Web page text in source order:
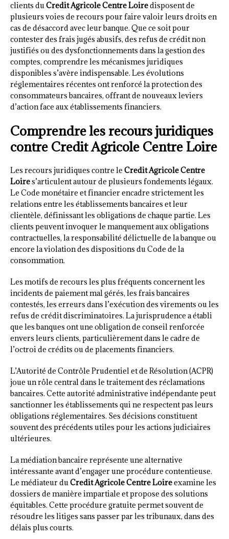
clients duCredit Agricole Centre Loiredisposent de
plusieurs voies de recours pour faire valoir leurs droits en
cas de désaccord avec leur banque. Que ce soit pour
contester des frais jugés abusifs, des refus de crédit non
justifiés ou des dysfonctionnements dans la gestion des
comptes, comprendre les mécanismes juridiques
disponibles s’avère indispensable. Les évolutions
réglementaires récentes ont renforcé la protection des
consommateurs bancaires, offrant de nouveaux leviers
d’action face aux établissements financiers.
Comprendre les recours juridiques
contre Credit Agricole Centre Loire
Les recours juridiques contre le Credit Agricole Centre
Loires’articulent autour de plusieurs fondements légaux.
Le Code monétaire et financier encadre strictement les
relations entre les établissements bancaires et leur
clientèle, définissant les obligations de chaque partie. Les
clients peuvent invoquer le manquement aux obligations
contractuelles, la responsabilité délictuelle de la banque ou
encore la violation des dispositions du Code de la
consommation.
Les motifs de recours les plus fréquents concernent les
incidents de paiement mal gérés, les frais bancaires
contestés, les erreurs dans l’exécution des virements ou les
refus de crédit discriminatoires. La jurisprudence a établi
que les banques ont une obligation de conseil renforcée
envers leurs clients, particulièrement dans le cadre de
l’octroi de crédits ou de placements financiers.
L’Autorité de Contrôle Prudentiel et de Résolution (ACPR)
joue un rôle central dans le traitement des réclamations
bancaires. Cette autorité administrative indépendante peut
sanctionner les établissements qui ne respectent pas leurs
obligations réglementaires. Ses décisions constituent
souvent des précédents utiles pour les actions judiciaires
ultérieures.
La médiation bancaire représente une alternative
intéressante avant d’engager une procédure contentieuse.
Le médiateur duCredit Agricole Centre Loireexamine les
dossiers de manière impartiale et propose des solutions
équitables. Cette procédure gratuite permet souvent de
résoudre les litiges sans passer par les tribunaux, dans des
délais plus courts.